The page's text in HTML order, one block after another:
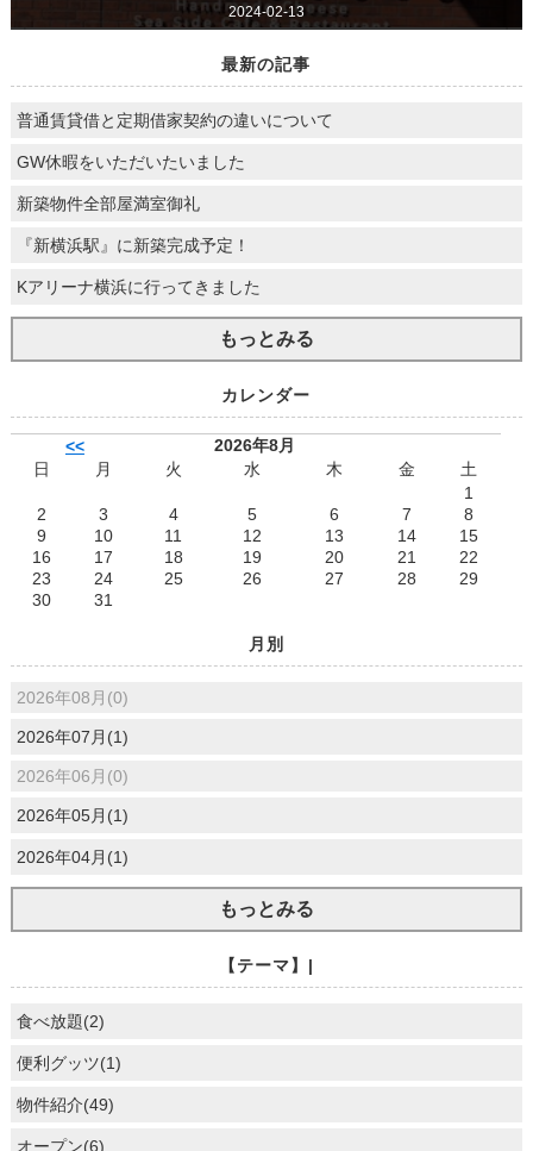
2024-02-13
最新の記事
普通賃貸借と定期借家契約の違いについて
GW休暇をいただいたいました
新築物件全部屋満室御礼
『新横浜駅』に新築完成予定！
Kアリーナ横浜に行ってきました
もっとみる
カレンダー
<<
2026年8月
日
月 火 水 木 金
土
1
2
3 4 5 6 7
8
9
10 11 12 13 14
15
16
17 18 19 20 21
22
23
24 25 26 27 28
29
30
31
月別
2026年08月(0)
2026年07月(1)
2026年06月(0)
2026年05月(1)
2026年04月(1)
もっとみる
【テーマ】|
食べ放題(2)
便利グッツ(1)
物件紹介(49)
オープン(6)